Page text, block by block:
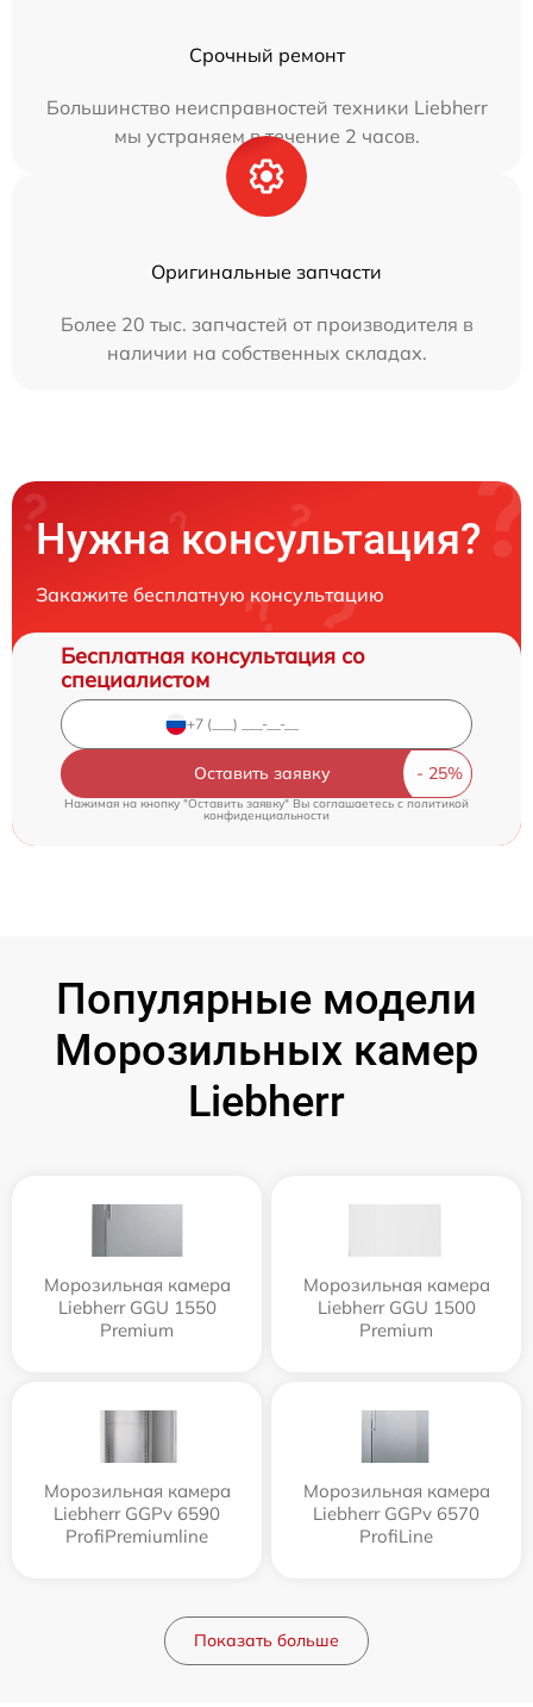
Срочный ремонт
Большинство неисправностей техники Liebherr
мы устраняем в течение 2 часов.
Оригинальные запчасти
Более 20 тыс. запчастей от производителя в
наличии на собственных складах.
Нужна консультация?
Закажите бесплатную консультацию
Бесплатная консультация со
специалистом
Оставить заявку
Нажимая на кнопку "Оставить заявку" Вы соглашаетесь cполитикой
конфиденциальности
Популярные модели
Морозильных камер
Liebherr
Морозильная камера
Liebherr GGU 1550
Premium
Морозильная камера
Liebherr GGU 1500
Premium
Морозильная камера
Liebherr GGPv 6590
ProfiPremiumline
Морозильная камера
Liebherr GGPv 6570
ProfiLine
Показать больше